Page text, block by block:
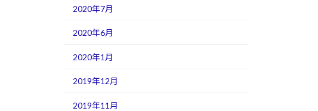
2020年7月
2020年6月
2020年1月
2019年12月
2019年11月